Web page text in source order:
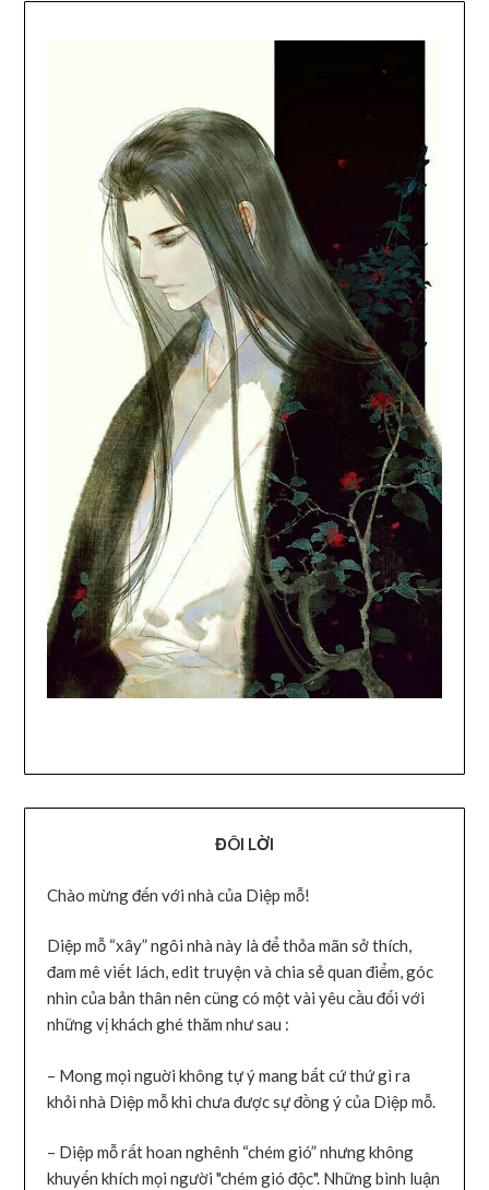
ĐÔI LỜI
Chào mừng đến với nhà của Diệp mỗ!
Diệp mỗ “xây” ngôi nhà này là để thỏa mãn sở thích,
đam mê viết lách, edit truyện và chia sẻ quan điểm, góc
nhìn của bản thân nên cũng có một vài yêu cầu đối với
những vị khách ghé thăm như sau :
– Mong mọi nguời không tự ý mang bất cứ thứ gì ra
khỏi nhà Diệp mỗ khi chưa được sự đồng ý của Diệp mỗ.
– Diệp mỗ rất hoan nghênh “chém gió” nhưng không
khuyến khích mọi người "chém gió độc". Những bình luận